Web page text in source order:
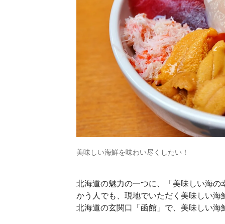
美味しい海鮮を味わい尽くしたい！
北海道の魅力の一つに、「美味しい海
かう人でも、現地でいただく美味しい
北海道の玄関口「函館」で、美味しい